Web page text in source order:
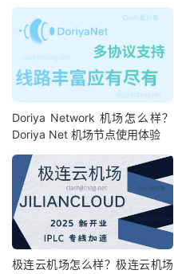
Doriya Network 机场怎么样？
Doriya Net 机场节点使用体验
极连云机场怎么样？极连云机场